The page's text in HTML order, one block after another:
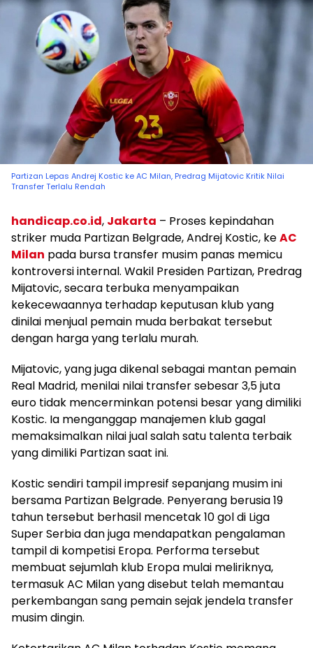
Partizan Lepas Andrej Kostic ke AC Milan, Predrag Mijatovic Kritik Nilai
Transfer Terlalu Rendah
handicap.co.id, Jakarta – Proses kepindahan
striker muda Partizan Belgrade, Andrej Kostic, keAC
Milan pada bursa transfer musim panas memicu
kontroversi internal. Wakil Presiden Partizan, Predrag
Mijatovic, secara terbuka menyampaikan
kekecewaannya terhadap keputusan klub yang
dinilai menjual pemain muda berbakat tersebut
dengan harga yang terlalu murah.
Mijatovic, yang juga dikenal sebagai mantan pemain
Real Madrid, menilai nilai transfer sebesar 3,5 juta
euro tidak mencerminkan potensi besar yang dimiliki
Kostic. Ia menganggap manajemen klub gagal
memaksimalkan nilai jual salah satu talenta terbaik
yang dimiliki Partizan saat ini.
Kostic sendiri tampil impresif sepanjang musim ini
bersama Partizan Belgrade. Penyerang berusia 19
tahun tersebut berhasil mencetak 10 gol di Liga
Super Serbia dan juga mendapatkan pengalaman
tampil di kompetisi Eropa. Performa tersebut
membuat sejumlah klub Eropa mulai meliriknya,
termasuk AC Milan yang disebut telah memantau
perkembangan sang pemain sejak jendela transfer
musim dingin.